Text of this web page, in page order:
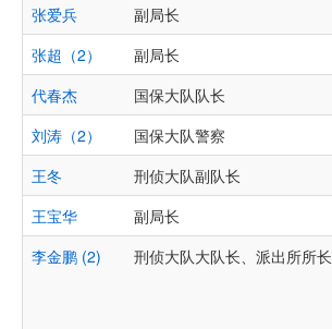
张爱兵
副局长
张超（2）
副局长
代春杰
国保大队队长
刘涛（2）
国保大队警察
王冬
刑侦大队副队长
王宝华
副局长
李金鹏 (2)
刑侦大队大队长、派出所所长